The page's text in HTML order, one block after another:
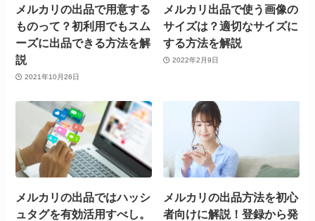
メルカリの出品で用意する
ものって？初利用でもスム
ーズに出品できる方法を解
説
2021年10月26日
メルカリ出品で使う画像の
サイズは？適切なサイズに
する方法を解説
2022年2月9日
メルカリの出品ではハッシ
ュタグを有効活用すべし。
メルカリの出品方法を初心
者向けに解説！登録から発